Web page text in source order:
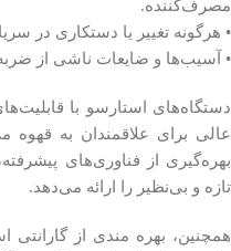
مصرف‌کننده.
• هرگونه تغییر یا دستکاری در
• آسیب‌ها و ضایعات ناشی از ضربه
دستگاه‌های استارسو با
عالی برای علاقمندان به قهوه
بهره‌گیری از فناوری‌های
تازه و بی‌نظیر را ارائه می‌دهد.
همچنین، بهره مندی از گارانتی